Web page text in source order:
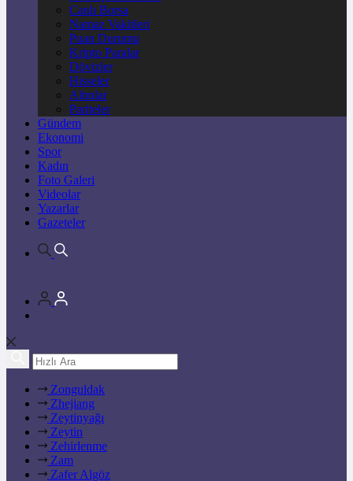
Canlı Borsa
Namaz Vakitleri
Puan Durumu
Kripto Paralar
Dövizler
Hisseler
Altınlar
Pariteler
Gündem
Ekonomi
Spor
Kadın
Foto Galeri
Videolar
Yazarlar
Gazeteler
Zonguldak
Zhejiang
Zeytinyağı
Zeytin
Zehirlenme
Zam
Zafer Algöz